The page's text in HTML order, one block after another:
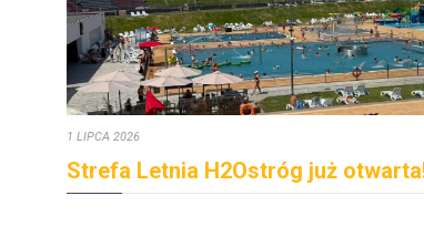
1 LIPCA 2026
Strefa Letnia H2Ostróg już